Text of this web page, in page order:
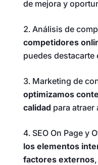
de mejora y
Análisis de
competidores
puedes destacarte
Marketing de
optimizamos
calidad para atraer
SEO On Page y
los elementos
factores externos